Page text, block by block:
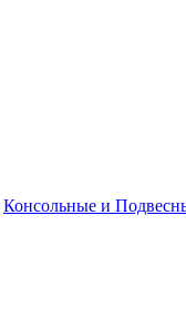
Консольные и